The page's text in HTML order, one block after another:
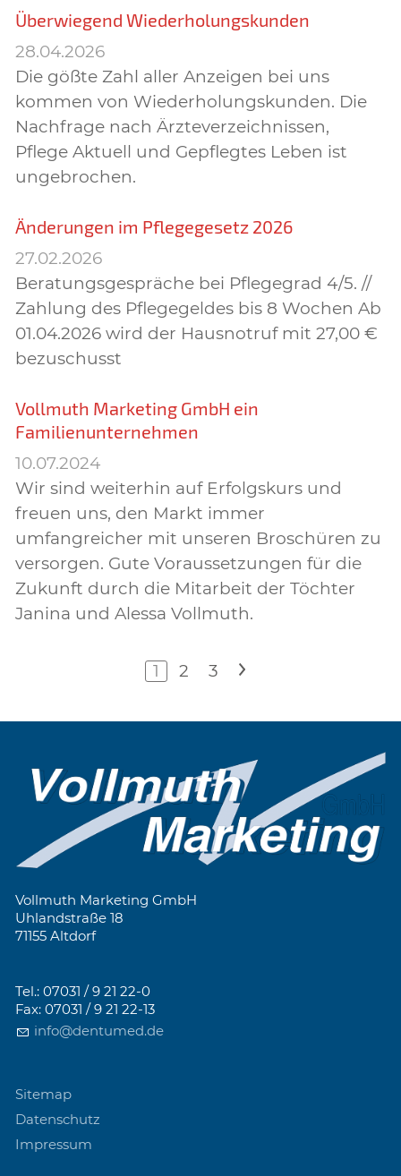
Überwiegend Wiederholungskunden
28.04.2026
Die gößte Zahl aller Anzeigen bei uns
kommen von Wiederholungskunden. Die
Nachfrage nach Ärzteverzeichnissen,
Pflege Aktuell und Gepflegtes Leben ist
ungebrochen.
Änderungen im Pflegegesetz 2026
27.02.2026
Beratungsgespräche bei Pflegegrad 4/5. //
Zahlung des Pflegegeldes bis 8 Wochen Ab
01.04.2026 wird der Hausnotruf mit 27,00 €
bezuschusst
Vollmuth Marketing GmbH ein
Familienunternehmen
10.07.2024
Wir sind weiterhin auf Erfolgskurs und
freuen uns, den Markt immer
umfangreicher mit unseren Broschüren zu
versorgen. Gute Voraussetzungen für die
Zukunft durch die Mitarbeit der Töchter
Janina und Alessa Vollmuth.
1 2 3 >
Vollmuth Marketing GmbH
Uhlandstraße 18
71155 Altdorf
Tel.: 07031 / 9 21 22-0
Fax: 07031 / 9 21 22-13
info@dentumed.de
Sitemap
Datenschutz
Impressum